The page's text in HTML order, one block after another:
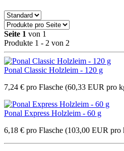
Seite 1 von 1
Produkte 1 - 2 von 2
Ponal Classic Holzleim - 120 g
7,24 € pro Flasche (60,33 EUR pro
Ponal Express Holzleim - 60 g
6,18 € pro Flasche (103,00 EUR pro